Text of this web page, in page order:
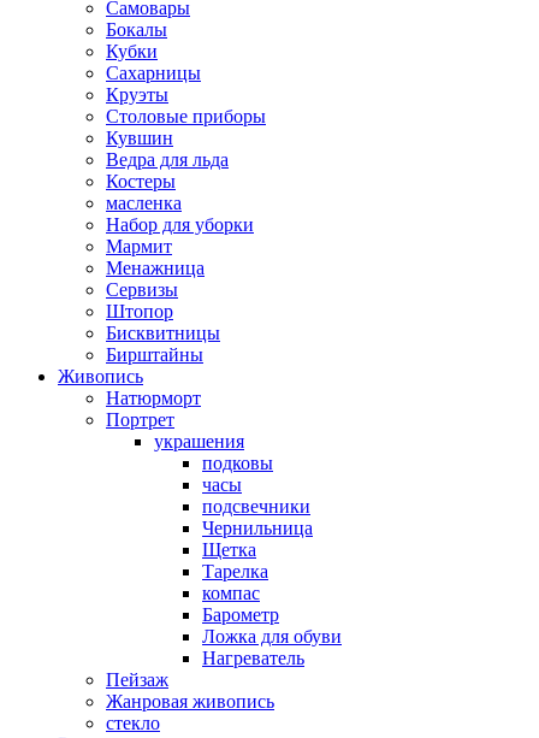
Самовары
Бокалы
Кубки
Сахарницы
Круэты
Столовые приборы
Кувшин
Ведра для льда
Костеры
масленка
Набор для уборки
Мармит
Менажница
Сервизы
Штопор
Бисквитницы
Бирштайны
Живопись
Натюрморт
Портрет
украшения
подковы
часы
подсвечники
Чернильница
Щетка
Тарелка
компас
Барометр
Ложка для обуви
Нагреватель
Пейзаж
Жанровая живопись
стекло